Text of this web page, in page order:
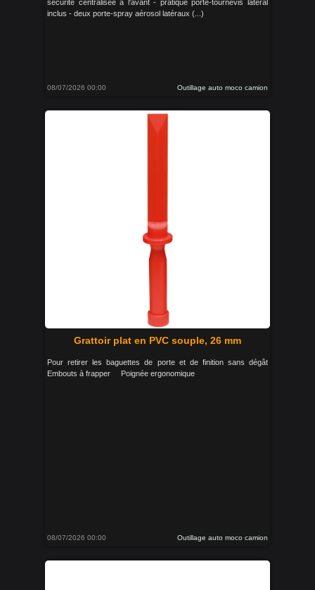
sécurité centralisée à l'avant - pratique porte-tournevis latéral
inclus - deux porte-spray aérosol latéraux (...)
08/07/2026 00:00 Outillage auto moco camion
Grattoir plat en PVC souple, 26 mm
Pour retirer les baguettes de porte et de finition sans dégât
Embouts à frapper Poignée ergonomique
08/07/2026 00:00 Outillage auto moco camion